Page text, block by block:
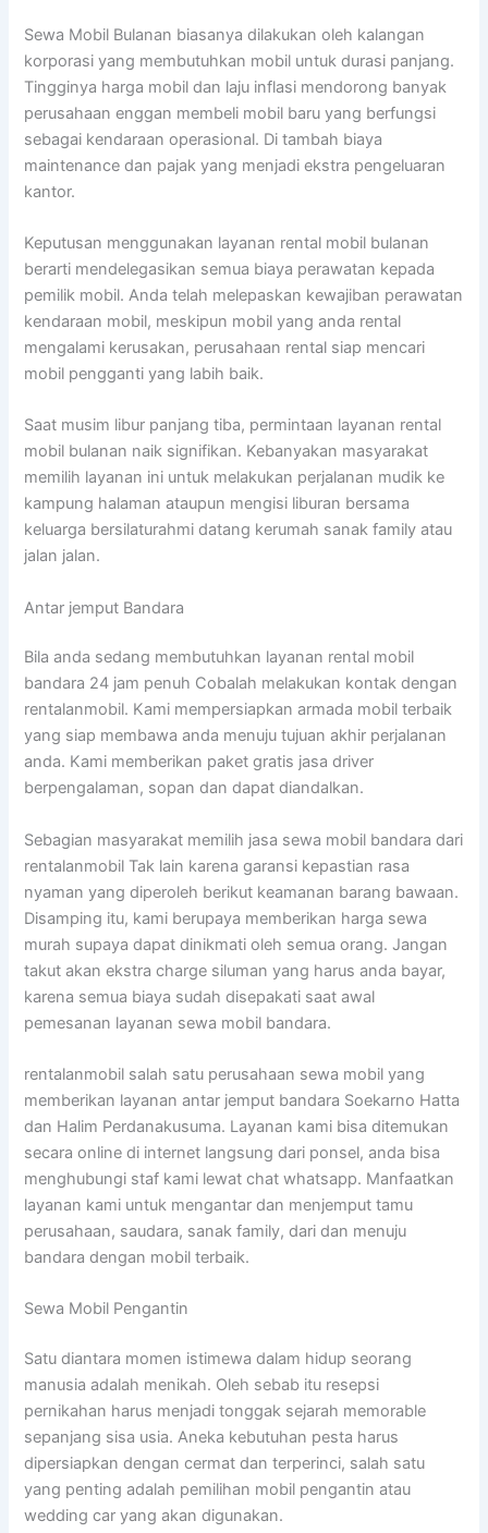
Sewa Mobil Bulanan biasanya dilakukan oleh kalangan
korporasi yang membutuhkan mobil untuk durasi panjang.
Tingginya harga mobil dan laju inflasi mendorong banyak
perusahaan enggan membeli mobil baru yang berfungsi
sebagai kendaraan operasional. Di tambah biaya
maintenance dan pajak yang menjadi ekstra pengeluaran
kantor.
Keputusan menggunakan layanan rental mobil bulanan
berarti mendelegasikan semua biaya perawatan kepada
pemilik mobil. Anda telah melepaskan kewajiban perawatan
kendaraan mobil, meskipun mobil yang anda rental
mengalami kerusakan, perusahaan rental siap mencari
mobil pengganti yang labih baik.
Saat musim libur panjang tiba, permintaan layanan rental
mobil bulanan naik signifikan. Kebanyakan masyarakat
memilih layanan ini untuk melakukan perjalanan mudik ke
kampung halaman ataupun mengisi liburan bersama
keluarga bersilaturahmi datang kerumah sanak family atau
jalan jalan.
Antar jemput Bandara
Bila anda sedang membutuhkan layanan rental mobil
bandara 24 jam penuh Cobalah melakukan kontak dengan
rentalanmobil. Kami mempersiapkan armada mobil terbaik
yang siap membawa anda menuju tujuan akhir perjalanan
anda. Kami memberikan paket gratis jasa driver
berpengalaman, sopan dan dapat diandalkan.
Sebagian masyarakat memilih jasa sewa mobil bandara dari
rentalanmobil Tak lain karena garansi kepastian rasa
nyaman yang diperoleh berikut keamanan barang bawaan.
Disamping itu, kami berupaya memberikan harga sewa
murah supaya dapat dinikmati oleh semua orang. Jangan
takut akan ekstra charge siluman yang harus anda bayar,
karena semua biaya sudah disepakati saat awal
pemesanan layanan sewa mobil bandara.
rentalanmobil salah satu perusahaan sewa mobil yang
memberikan layanan antar jemput bandara Soekarno Hatta
dan Halim Perdanakusuma. Layanan kami bisa ditemukan
secara online di internet langsung dari ponsel, anda bisa
menghubungi staf kami lewat chat whatsapp. Manfaatkan
layanan kami untuk mengantar dan menjemput tamu
perusahaan, saudara, sanak family, dari dan menuju
bandara dengan mobil terbaik.
Sewa Mobil Pengantin
Satu diantara momen istimewa dalam hidup seorang
manusia adalah menikah. Oleh sebab itu resepsi
pernikahan harus menjadi tonggak sejarah memorable
sepanjang sisa usia. Aneka kebutuhan pesta harus
dipersiapkan dengan cermat dan terperinci, salah satu
yang penting adalah pemilihan mobil pengantin atau
wedding car yang akan digunakan.